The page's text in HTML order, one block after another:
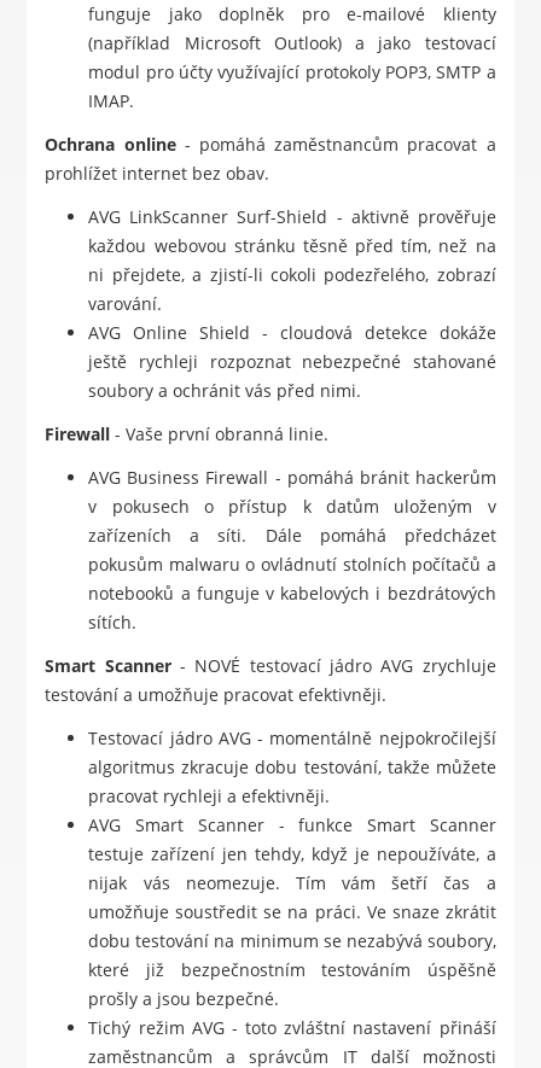
funguje jako doplněk pro e-mailové klienty
(například Microsoft Outlook) a jako testovací
modul pro účty využívající protokoly POP3, SMTP a
IMAP.
Ochrana online- pomáhá zaměstnancům pracovat a
prohlížet internet bez obav.
AVG LinkScanner Surf-Shield - aktivně prověřuje
každou webovou stránku těsně před tím, než na
ni přejdete, a zjistí-li cokoli podezřelého, zobrazí
varování.
AVG Online Shield - cloudová detekce dokáže
ještě rychleji rozpoznat nebezpečné stahované
soubory a ochránit vás před nimi.
Firewall - Vaše první obranná linie.
AVG Business Firewall - pomáhá bránit hackerům
v pokusech o přístup k datům uloženým v
zařízeních a síti. Dále pomáhá předcházet
pokusům malwaru o ovládnutí stolních počítačů a
notebooků a funguje v kabelových i bezdrátových
sítích.
Smart Scanner- NOVÉ testovací jádro AVG zrychluje
testování a umožňuje pracovat efektivněji.
Testovací jádro AVG - momentálně nejpokročilejší
algoritmus zkracuje dobu testování, takže můžete
pracovat rychleji a efektivněji.
AVG Smart Scanner - funkce Smart Scanner
testuje zařízení jen tehdy, když je nepoužíváte, a
nijak vás neomezuje. Tím vám šetří čas a
umožňuje soustředit se na práci. Ve snaze zkrátit
dobu testování na minimum se nezabývá soubory,
které již bezpečnostním testováním úspěšně
prošly a jsou bezpečné.
Tichý režim AVG - toto zvláštní nastavení přináší
zaměstnancům a správcům IT další možnosti